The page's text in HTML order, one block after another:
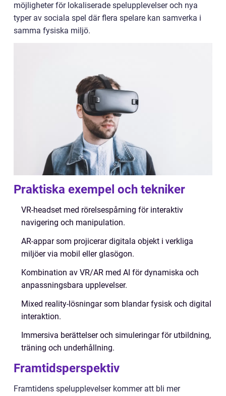
möjligheter för lokaliserade spelupplevelser och nya
typer av sociala spel där flera spelare kan samverka i
samma fysiska miljö.
Praktiska exempel och tekniker
VR-headset med rörelsespårning för interaktiv
navigering och manipulation.
AR-appar som projicerar digitala objekt i verkliga
miljöer via mobil eller glasögon.
Kombination av VR/AR med AI för dynamiska och
anpassningsbara upplevelser.
Mixed reality-lösningar som blandar fysisk och digital
interaktion.
Immersiva berättelser och simuleringar för utbildning,
träning och underhållning.
Framtidsperspektiv
Framtidens spelupplevelser kommer att bli mer